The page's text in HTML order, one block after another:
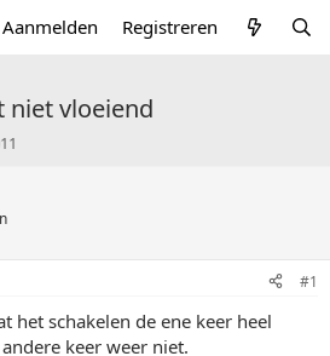
Aanmelden Registreren
niet vloeiend
#1
het schakelen de ene keer heel
keer weer niet.